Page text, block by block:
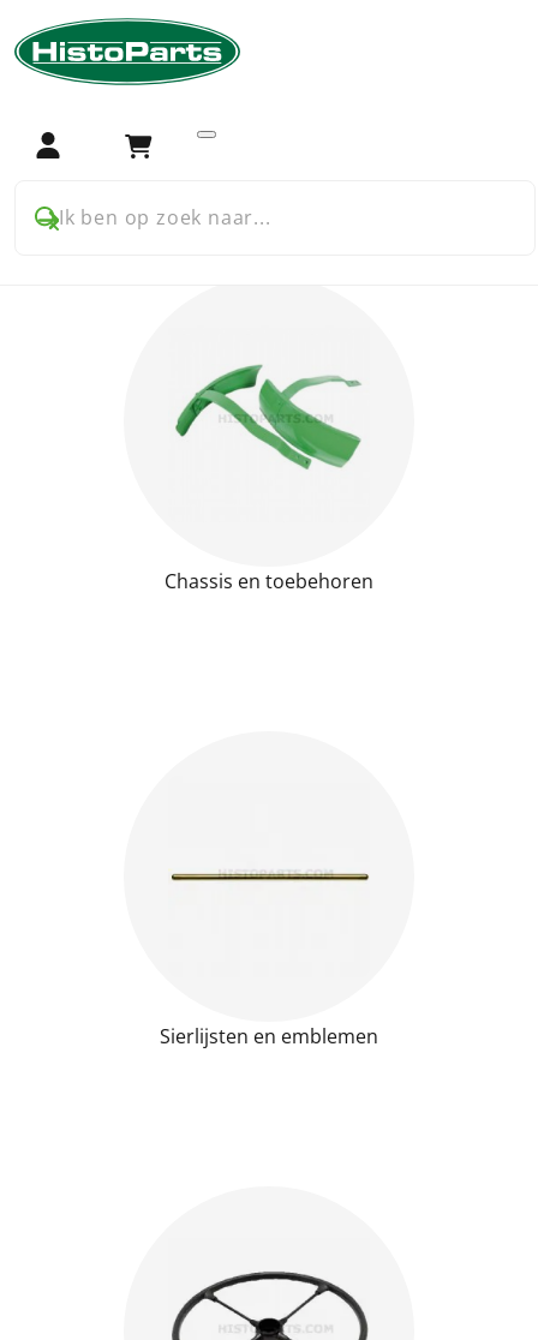
Login Winkelwagen
Ik ben op zoek naar...
Home Trekker onderdelen
voor Deutz
Chassis en toebehoren
Sierlijsten en emblemen